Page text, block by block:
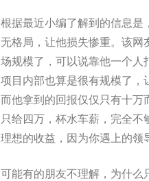
根据最近小编了解到的信息
无格局，让他损失惨重。该
场规模了，可以说靠他一个
项目内部也算是很有规模了，
而他拿到的回报仅仅只有十
只给四万，杯水车薪，完全
理想的收益，因为你遇上的领
可能有的朋友不理解，为什